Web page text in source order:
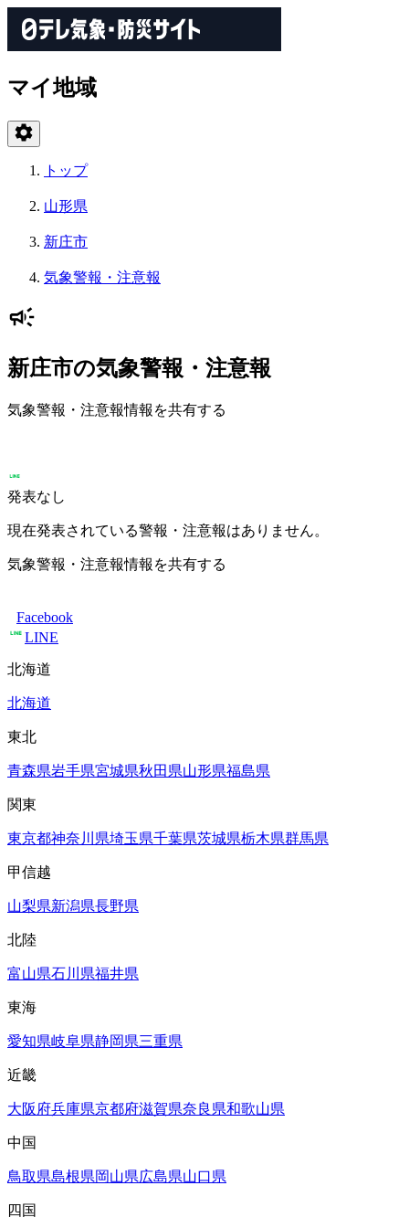
マイ地域
トップ
山形県
新庄市
気象警報・注意報
新庄市の気象警報・注意報
気象警報・注意報情報を共有する
発表なし
現在発表されている警報・注意報はありません。
気象警報・注意報情報を共有する
Facebook
LINE
北海道
北海道
東北
青森県岩手県宮城県秋田県山形県福島県
関東
東京都神奈川県埼玉県千葉県茨城県栃木県群馬県
甲信越
山梨県新潟県長野県
北陸
富山県石川県福井県
東海
愛知県岐阜県静岡県三重県
近畿
大阪府兵庫県京都府滋賀県奈良県和歌山県
中国
鳥取県島根県岡山県広島県山口県
四国